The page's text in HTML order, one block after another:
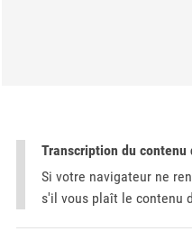
Transcription du contenu
Si votre navigateur ne
s'il vous plaît le contenu